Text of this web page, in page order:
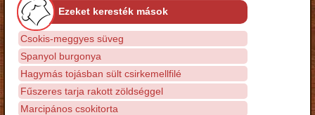
Ezeket keresték mások
Csokis-meggyes süveg
Spanyol burgonya
Hagymás tojásban sült csirkemellfilé
Fűszeres tarja rakott zöldséggel
Marcipános csokitorta